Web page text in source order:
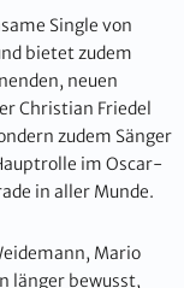
Single von
bietet zudem
neuen
Christian Friedel
zudem Sänger
im Oscar-
in aller Munde.
Mario
länger bewusst,